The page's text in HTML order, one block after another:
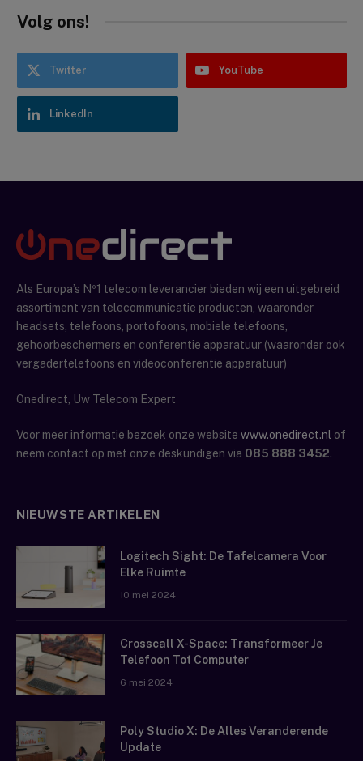
Volg ons!
Twitter YouTube
LinkedIn
Als Europa’s Nº1 telecom leverancier bieden wij een uitgebreid
assortiment van telecommunicatie producten, waaronder
headsets, telefoons, portofoons, mobiele telefoons,
gehoorbeschermers en conferentie apparatuur (waaronder ook
vergadertelefoons en videoconferentie apparatuur)
Onedirect, Uw Telecom Expert
Voor meer informatie bezoek onze website www.onedirect.nl of
neem contact op met onze deskundigen via 085 888 3452.
NIEUWSTE ARTIKELEN
Logitech Sight: De Tafelcamera Voor
Elke Ruimte
10 mei 2024
Crosscall X-Space: Transformeer Je
Telefoon Tot Computer
6 mei 2024
Poly Studio X: De Alles Veranderende
Update